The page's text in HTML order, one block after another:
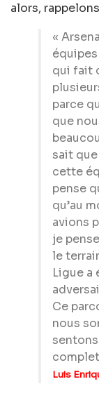
alors,
«
qui fait
parce
que
sait
cette
pense
qu’au
avions
je
le
Ligue a
Ce
nous
Luis